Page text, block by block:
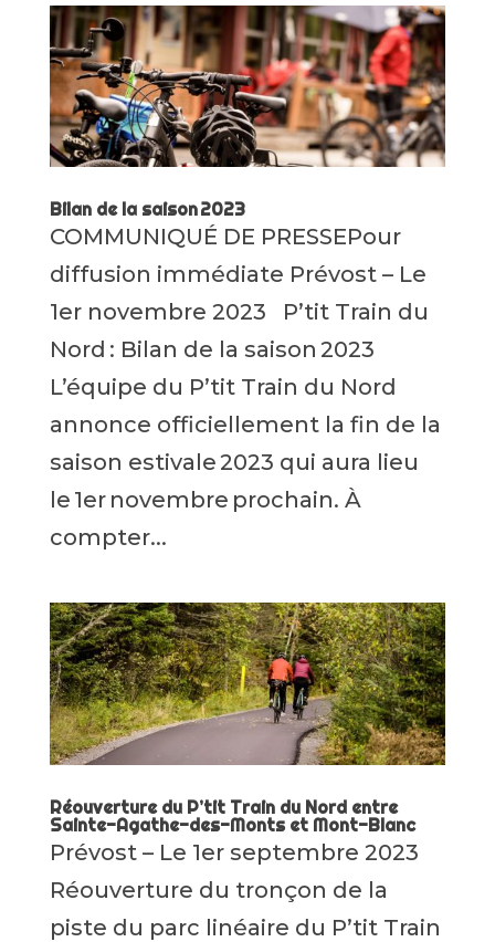
Bilan de la saison 2023
COMMUNIQUÉ DE PRESSEPour
diffusion immédiate Prévost – Le
1er novembre 2023 P’tit Train du
Nord : Bilan de la saison 2023
L’équipe du P’tit Train du Nord
annonce officiellement la fin de la
saison estivale 2023 qui aura lieu
le 1er novembre prochain. À
compter...
Réouverture du P’tit Train du Nord entre
Sainte-Agathe-des-Monts et Mont-Blanc
Prévost – Le 1er septembre 2023
Réouverture du tronçon de la
piste du parc linéaire du P’tit Train